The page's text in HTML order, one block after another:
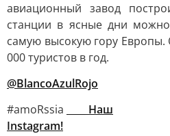
авиационный завод
станции в ясные дни можно
самую высокую гору Европы.
000 туристов в год.
@BlancoAzulRojo
#amoRssia
____ Наш
Instagram!